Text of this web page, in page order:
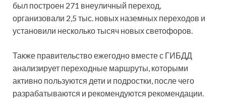
был построен 271 внеуличный переход,
организовали 2,5 тыс. новых наземных переходов и
установили несколько тысяч новых светофоров.
Также правительство ежегодно вместе с ГИБДД
анализирует переходные маршруты, которыми
активно пользуются дети и подростки, после чего
разрабатываются и рекомендуются рекомендации.